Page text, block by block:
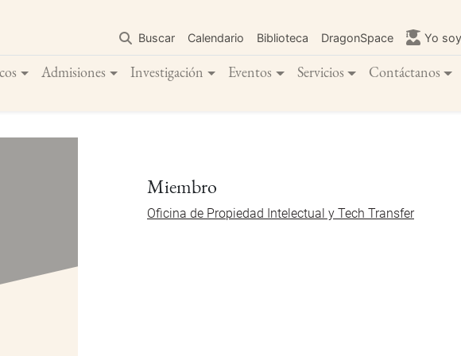
contenido
principal
Buscar Calendario Biblioteca DragonSpace Yo
Admisiones Investigación Eventos Servicios Contáctanos
Miembro
Oficina de Propiedad Intelectual y Tech Transfer